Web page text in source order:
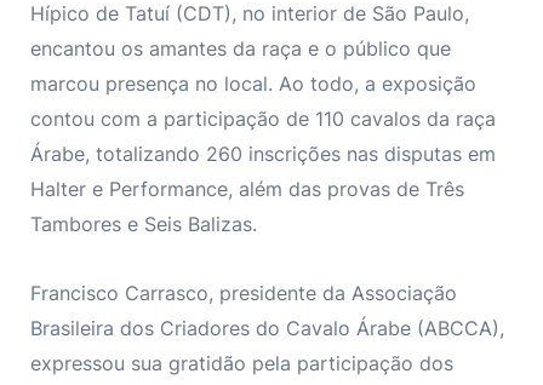
Hípico de Tatuí (CDT), no interior de São Paulo,
encantou os amantes da raça e o público que
marcou presença no local. Ao todo, a exposição
contou com a participação de 110 cavalos da raça
Árabe, totalizando 260 inscrições nas disputas em
Halter e Performance, além das provas de Três
Tambores e Seis Balizas.
Francisco Carrasco, presidente da Associação
Brasileira dos Criadores do Cavalo Árabe (ABCCA),
expressou sua gratidão pela participação dos